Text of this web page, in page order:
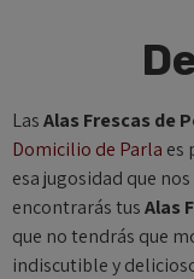
LasAlas Frescas de
Domicilio de Parla es
esa jugosidad que
encontrarás tusAlas
que no tendrás que
indiscutible y